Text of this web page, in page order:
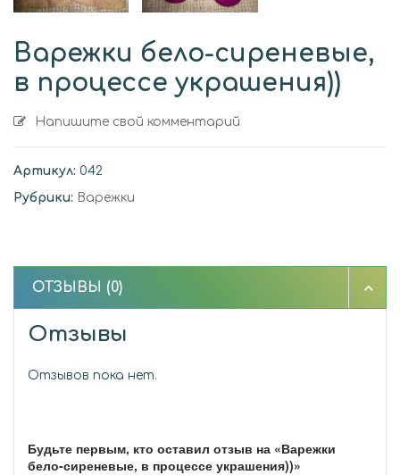
Варежки бело-сиреневые,
в процессе украшения))
Напишите свой комментарий
Артикул: 042
Рубрики: Варежки
ОТЗЫВЫ (0)
Отзывы
Отзывов пока нет.
Будьте первым, кто оставил отзыв на «Варежки
бело-сиреневые, в процессе украшения))»